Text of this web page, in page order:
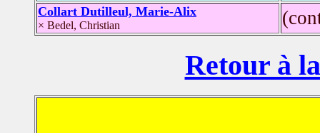
Collart Dutilleul, Marie-Alix
× Bedel, Christian
Retour à